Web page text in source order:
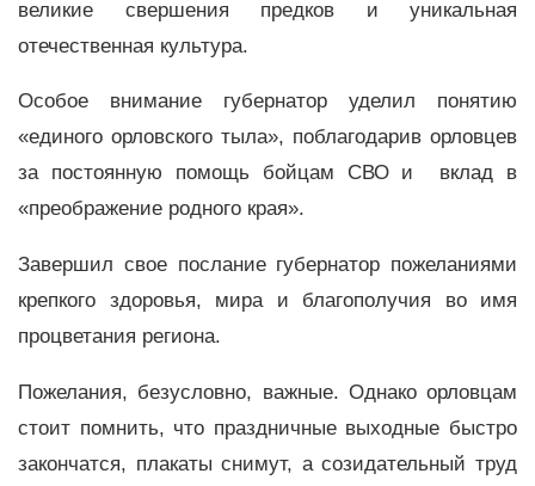
великие свершения предков и уникальная
отечественная культура.
Особое внимание губернатор уделил понятию
«единого орловского тыла», поблагодарив орловцев
за постоянную помощь бойцам СВО и вклад в
«преображение родного края».
Завершил свое послание губернатор пожеланиями
крепкого здоровья, мира и благополучия во имя
процветания региона.
Пожелания, безусловно, важные. Однако орловцам
стоит помнить, что праздничные выходные быстро
закончатся, плакаты снимут, а созидательный труд